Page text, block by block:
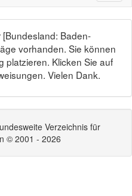
Baden-
vorhanden. Sie können
platzieren. Klicken Sie auf
Vielen Dank.
Verzeichnis für
© 2001 - 2026